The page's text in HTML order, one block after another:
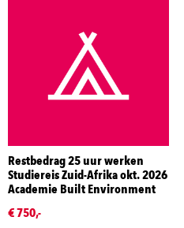
Restbedrag 25 uur werken
Studiereis Zuid-Afrika okt. 2026
Academie Built Environment
€ 750,-